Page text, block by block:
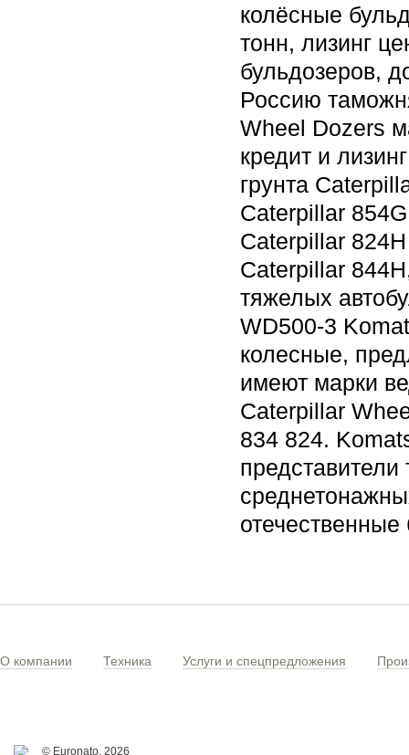
колёсные
тонн, лизинг
бульдозеров,
Россию
Wheel Dozers
кредит и
грунта
Caterpillar
Caterpillar
Caterpillar
тяжелых
WD500-3
колесные,
имеют марки
Caterpillar
834 824.
О компании Техника Услуги и спецпредложения
© Euronato, 2026